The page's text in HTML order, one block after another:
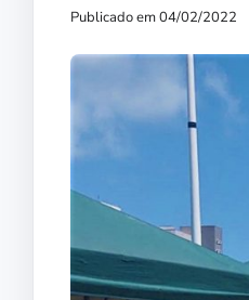
Publicado em 04/02/2022